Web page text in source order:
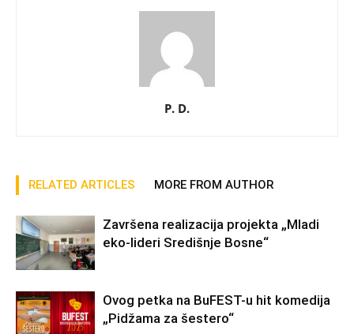
P. D.
RELATED ARTICLES MORE FROM AUTHOR
Završena realizacija projekta „Mladi
eko-lideri Središnje Bosne“
Ovog petka na BuFEST-u hit komedija
„Pidžama za šestero“